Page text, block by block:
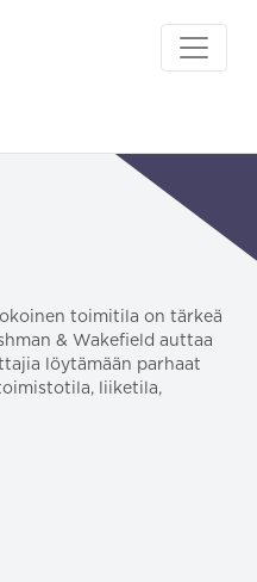
toimitila on tärkeä
& Wakefield auttaa
löytämään parhaat
liiketila,